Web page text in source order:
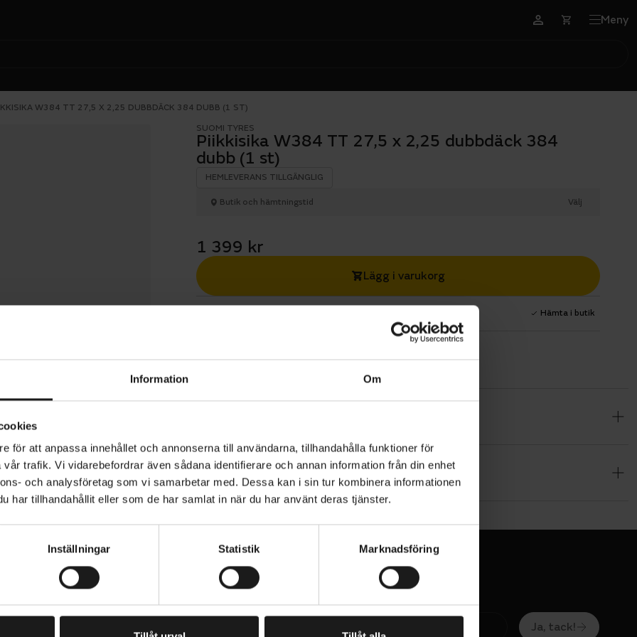
Information Om
för att anpassa innehållet och annonserna till användarna, tillhandahålla funktioner för
trafik. Vi vidarebefordrar även sådana identifierare och annan information från din enhet
och analysföretag som vi samarbetar med. Dessa kan i sin tur kombinera informationen
har tillhandahållit eller som de har samlat in när du har använt deras tjänster.
Inställningar Statistik Marknadsföring
Meny
W384 TT 27,5 X 2,25 DUBBDÄCK 384 DUBB (1 ST)
SUOMI TYRES
Piikkisika W384 TT 27,5 x 2,25 dubbdäck 384
dubb (1 st)
HEMLEVERANS TILLGÄNGLIG
Butik och hämtningstid Välj
1 399 kr
Lägg i varukorg
Hämta i butik
Piikkisika 54-584 27,5x2,25" Winter är ett avancerat vinterdäck
som levererar kompromisslös prestanda även under de
Med 384 aluminiumbeklädda dubbar med
säkerställs ett konstant markgrepp – oavsett om du cyklar på
packade vinterstigar.
som möjligt, vilket ger ett stabilt grepp och hög kontroll.
är särskilt framtagen för vinterklimat och förblir elastisk
kyla, samtidigt som den effektivt motverkar punkteringar.
sig också genom sin tillverkningsmetod: dubbsätena är
HJULSTORLEK
27.5
PRENUMERERA PÅ VÅRT NYHETSBREV
E
Ja, tack!